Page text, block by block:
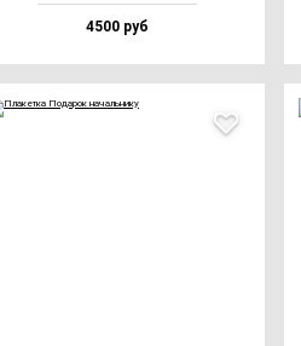
4500 руб